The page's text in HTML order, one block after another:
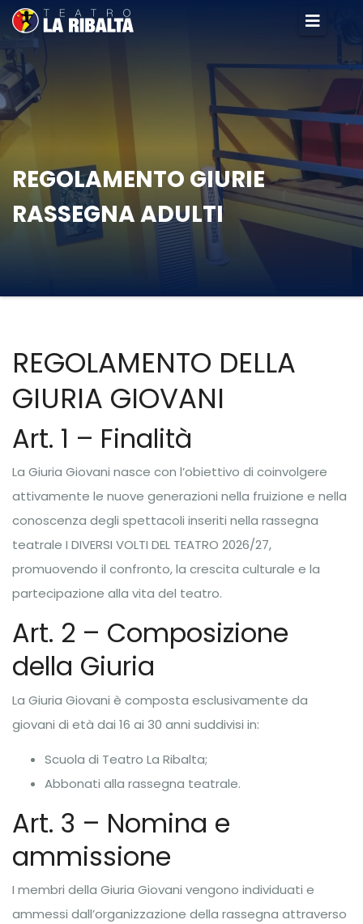
REGOLAMENTO GIURIE
RASSEGNA ADULTI
REGOLAMENTO DELLA
GIURIA GIOVANI
Art. 1 – Finalità
La Giuria Giovani nasce con l’obiettivo di coinvolgere
attivamente le nuove generazioni nella fruizione e nella
conoscenza degli spettacoli inseriti nella rassegna
teatrale I DIVERSI VOLTI DEL TEATRO 2026/27,
promuovendo il confronto, la crescita culturale e la
partecipazione alla vita del teatro.
Art. 2 – Composizione
della Giuria
La Giuria Giovani è composta esclusivamente da
giovani di età dai 16 ai 30 anni suddivisi in:
Scuola di Teatro La Ribalta;
Abbonati alla rassegna teatrale.
Art. 3 – Nomina e
ammissione
I membri della Giuria Giovani vengono individuati e
ammessi dall’organizzazione della rassegna attraverso